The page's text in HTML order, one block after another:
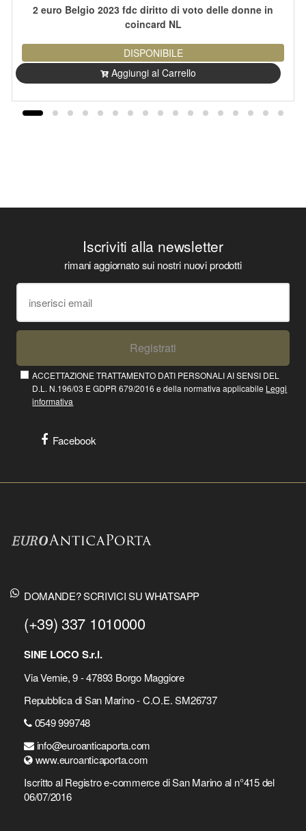
2 euro Belgio 2023 fdc diritto di voto delle donne in
coincard NL
DISPONIBILE
Aggiungi al Carrello
Iscriviti alla newsletter
rimani aggiornato sui nostri nuovi prodotti
Registrati
ACCETTAZIONE TRATTAMENTO DATI PERSONALI AI SENSI DEL
D.L. N.196/03 E GDPR 679/2016 e della normativa applicabile Leggi
informativa
Facebook
DOMANDE? SCRIVICI SU WHATSAPP
(+39) 337 1010000
SINE LOCO S.r.l.
Via Vernie, 9 - 47893 Borgo Maggiore
Repubblica di San Marino - C.O.E. SM26737
0549 999748
info@euroanticaporta.com
www.euroanticaporta.com
Iscritto al Registro e-commerce di San Marino al n°415 del
06/07/2016